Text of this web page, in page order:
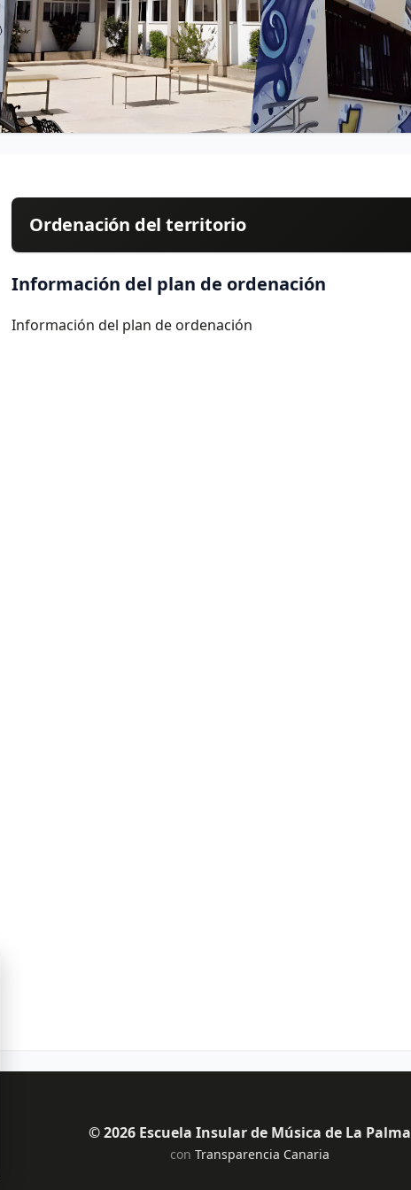
Ordenación del territorio
Información del plan de ordenación
Información del plan de ordenación
© 2026 Escuela Insular de Música de La Palma
con Transparencia Canaria